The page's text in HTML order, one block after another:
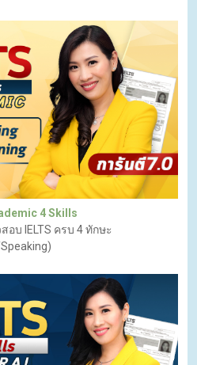
4 Skills
อบ IELTS ครบ 4 ทักษะ